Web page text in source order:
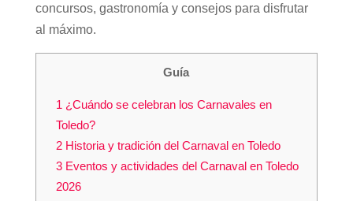
concursos, gastronomía y consejos para disfrutar
al máximo.
Guía
1¿Cuándo se celebran los Carnavales en
Toledo?
2Historia y tradición del Carnaval en Toledo
3Eventos y actividades del Carnaval en Toledo
2026